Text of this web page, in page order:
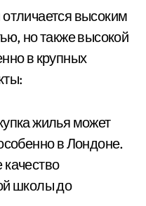
высоким
но также высокой
в крупных
жилья может
в Лондоне.
школы до